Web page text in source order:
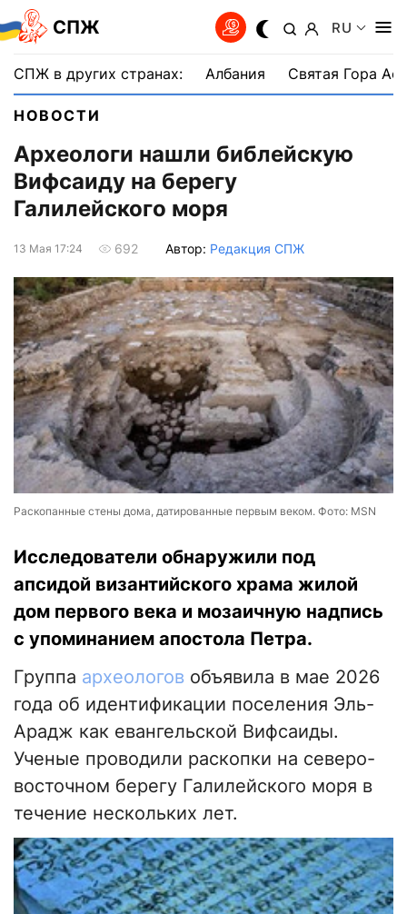
СПЖ RU
СПЖ в других странах: Албания Святая Гора
НОВОСТИ
Археологи нашли библейскую
Вифсаиду на берегу
Галилейского моря
13 Мая 17:24 692 Автор: Редакция СПЖ
Раскопанные стены дома, датированные первым веком. Фото: MSN
Исследователи обнаружили под
апсидой византийского храма жилой
дом первого века и мозаичную надпись
с упоминанием апостола Петра.
Группа археологов объявила в мае 2026
года об идентификации поселения Эль-
Арадж как евангельской Вифсаиды.
Ученые проводили раскопки на северо-
восточном берегу Галилейского моря в
течение нескольких лет.